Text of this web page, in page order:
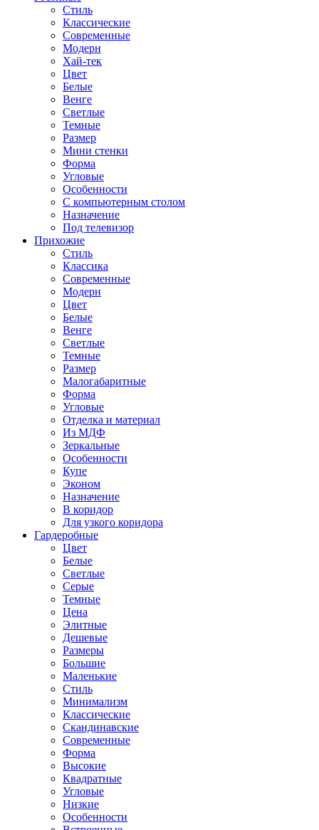
Стиль
Классические
Современные
Модерн
Хай-тек
Цвет
Белые
Венге
Светлые
Темные
Размер
Мини стенки
Форма
Угловые
Особенности
С компьютерным столом
Назначение
Под телевизор
Прихожие
Стиль
Классика
Современные
Модерн
Цвет
Белые
Венге
Светлые
Темные
Размер
Малогабаритные
Форма
Угловые
Отделка и материал
Из МДФ
Зеркальные
Особенности
Купе
Эконом
Назначение
В коридор
Для узкого коридора
Гардеробные
Цвет
Белые
Светлые
Серые
Темные
Цена
Элитные
Дешевые
Размеры
Большие
Маленькие
Стиль
Минимализм
Классические
Скандинавские
Современные
Форма
Высокие
Квадратные
Угловые
Низкие
Особенности